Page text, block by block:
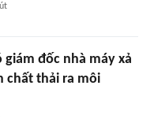
đốc nhà máy xả
chất thải ra môi